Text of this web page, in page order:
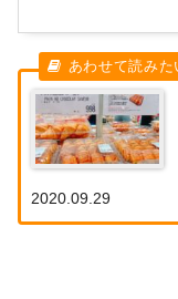
2020.09.29